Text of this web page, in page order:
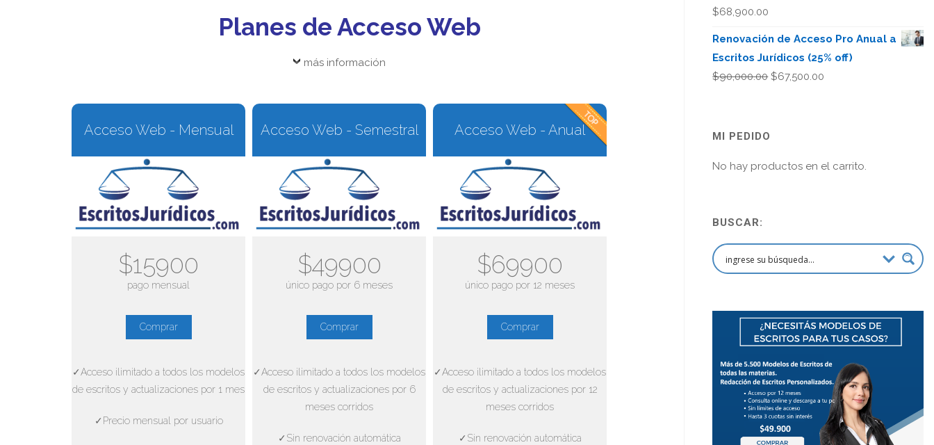
Planes de Acceso Web
más información
Acceso Web - Mensual
$15900
pago mensual
Comprar
✓Acceso ilimitado a todos los modelos
de escritos y actualizaciones por 1 mes
✓Precio mensual por usuario
Acceso Web - Semestral
$49900
único pago por 6 meses
Comprar
✓Acceso ilimitado a todos los modelos
de escritos y actualizaciones por 6
meses corridos
✓Sin renovación automática
Acceso Web - Anual
$69900
único pago por 12 meses
Comprar
✓Acceso ilimitado a todos los modelos
de escritos y actualizaciones por 12
meses corridos
✓Sin renovación automática
$68,900.00
Renovación de Acceso Pro Anual a
Escritos Jurídicos (25% off)
$90,000.00 El
$67,500.00
MI PEDIDO
No hay productos en el carrito.
BUSCAR: